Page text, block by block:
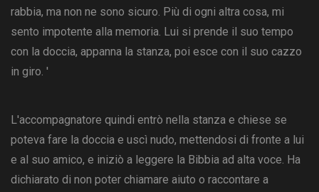
rabbia, ma non ne sono sicuro. Più di ogni altra cosa, mi
sento impotente alla memoria. Lui si prende il suo tempo
con la doccia, appanna la stanza, poi esce con il suo cazzo
in giro. '
L'accompagnatore quindi entrò nella stanza e chiese se
poteva fare la doccia e uscì nudo, mettendosi di fronte a lui
e al suo amico, e iniziò a leggere la Bibbia ad alta voce. Ha
dichiarato di non poter chiamare aiuto o raccontare a